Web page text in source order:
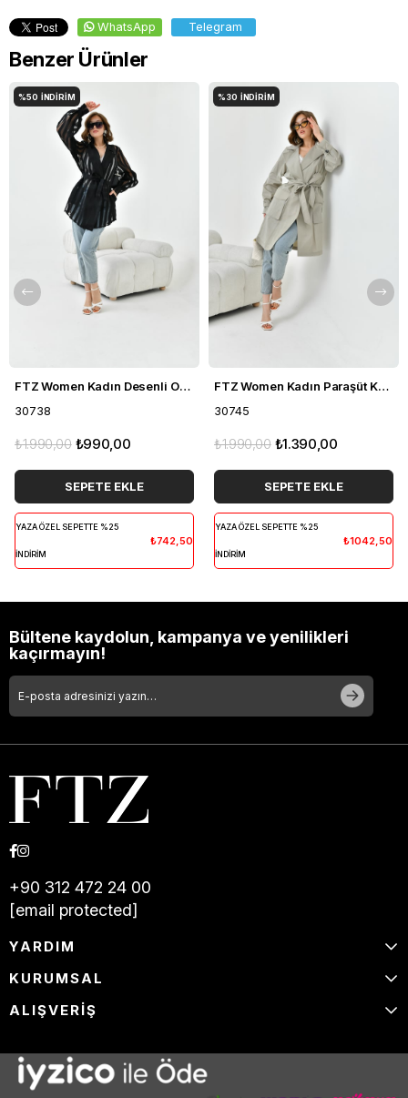
WhatsApp Telegram
Benzer Ürünler
FTZ Women Kadın Desenli Organze Kap Siyah 30738
30738
₺990,00
₺1.990,00
SEPETE EKLE
YAZA ÖZEL SEPETTE %25
İNDİRİM
₺742,50
%50 İNDIRIM
FTZ Women Kadın Paraşüt Kap Gri 30745
30745
₺1.390,00
₺1.990,00
SEPETE EKLE
YAZA ÖZEL SEPETTE %25
İNDİRİM
₺1042,50
%30 İNDIRIM
Bültene kaydolun, kampanya ve yenilikleri
kaçırmayın!
+90 312 472 24 00
[email protected]
YARDIM
KURUMSAL
ALIŞVERİŞ